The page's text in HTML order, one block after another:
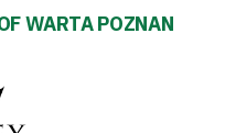
WARTA POZNAN